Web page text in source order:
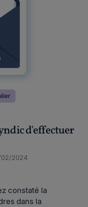
d'effectuer
02/2024
constaté la
dans la